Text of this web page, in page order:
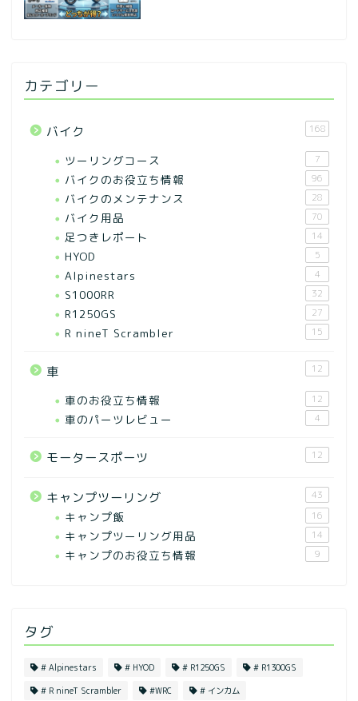
カテゴリー
バイク 168
ツーリングコース 7
バイクのお役立ち情報 96
バイクのメンテナンス 28
バイク用品 70
足つきレポート 14
HYOD 5
Alpinestars 4
S1000RR 32
R1250GS 27
R nineT Scrambler 15
車 12
車のお役立ち情報 12
車のパーツレビュー 4
モータースポーツ 12
キャンプツーリング 43
キャンプ飯 16
キャンプツーリング用品 14
キャンプのお役立ち情報 9
タグ
# Alpinestars # HYOD # R1250GS # R1300GS
# R nineT Scrambler #WRC # インカム